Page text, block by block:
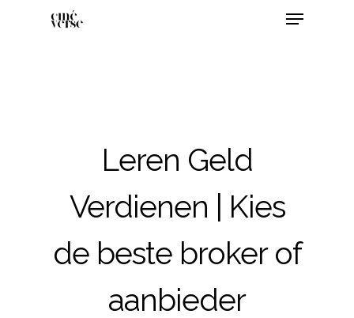
Leren Geld
Verdienen | Kies
de beste broker of
aanbieder